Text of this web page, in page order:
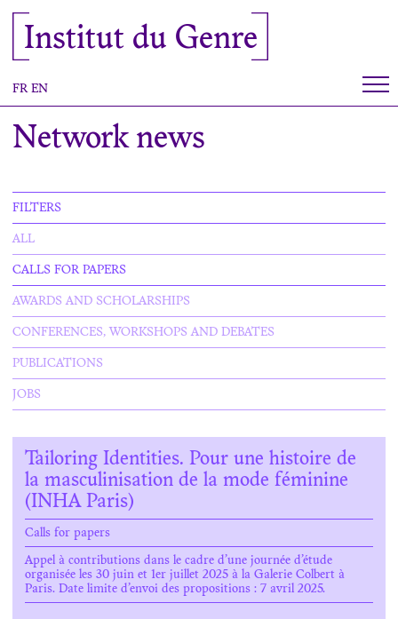
Institut du Genre
FR EN
Network news
FILTERS
ALL
CALLS FOR PAPERS
AWARDS AND SCHOLARSHIPS
CONFERENCES, WORKSHOPS AND DEBATES
PUBLICATIONS
JOBS
Tailoring Identities. Pour une histoire de
la masculinisation de la mode féminine
(INHA Paris)
Calls for papers
Appel à contributions dans le cadre d’une journée d’étude
organisée les 30 juin et 1er juillet 2025 à la Galerie Colbert à
Paris. Date limite d’envoi des propositions : 7 avril 2025.